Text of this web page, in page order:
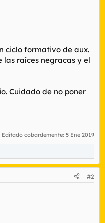
ciclo formativo de aux.
raíces negracas y el
Cuidado de no poner
Editado cobardemente: 5 Ene 2019
#2